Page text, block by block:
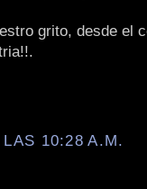
grito, desde el
10:28 A.M.